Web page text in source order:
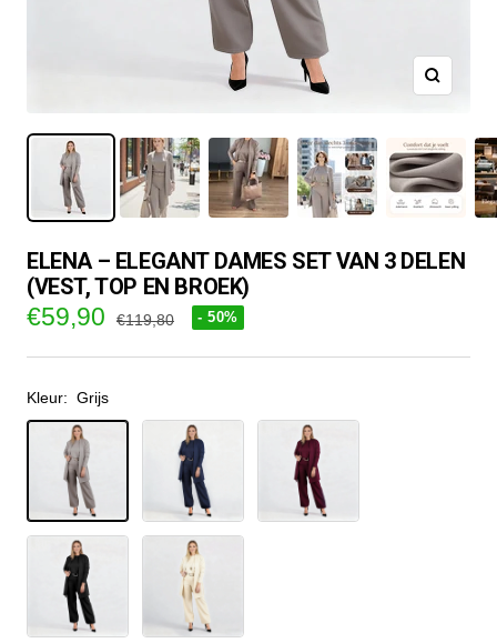
ELENA – ELEGANT DAMES SET VAN 3 DELEN
(VEST, TOP EN BROEK)
Verkoopprijs
€59,90
Normale
€119,80 - 50%
Kleur: Grijs
Marineblauw Bordeaux